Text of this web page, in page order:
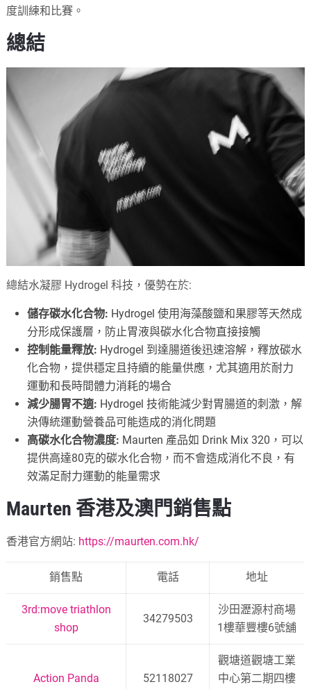
度訓練和比賽。
總結
總結水凝膠 Hydrogel 科技，優勢在於:
儲存碳水化合物: Hydrogel 使用海藻酸鹽和果膠等天然成
分形成保護層，防止胃液與碳水化合物直接接觸
控制能量釋放: Hydrogel 到達腸道後迅速溶解，釋放碳水
化合物，提供穩定且持續的能量供應，尤其適用於耐力
運動和長時間體力消耗的場合
減少腸胃不適: Hydrogel 技術能減少對胃腸道的刺激，解
決傳統運動營養品可能造成的消化問題
高碳水化合物濃度: Maurten 產品如 Drink Mix 320，可以
提供高達80克的碳水化合物，而不會造成消化不良，有
效滿足耐力運動的能量需求
Maurten 香港及澳門銷售點
香港官方網站: https://maurten.com.hk/
銷售點 電話 地址
3rd:move triathlon
shop
34279503
沙田瀝源村商場
1樓華豐樓6號舖
Action Panda 52118027
觀塘道觀塘工業
中心第二期四樓